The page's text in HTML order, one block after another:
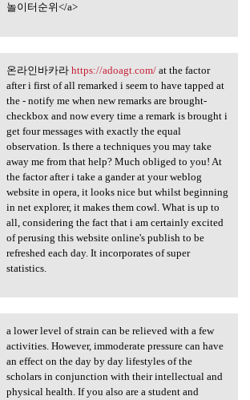
놀이터순위</a>
라인바카라 https://adoagt.com/ at
온라인바카라 https://adoagt.com/at the factor
after i first of all remarked i seem to have tapped at
the - notify me when new remarks are brought-
checkbox and now every time a remark is brought i
get four messages with exactly the equal
observation. Is there a techniques you may take
away me from that help? Much obliged to you! At
the factor after i take a gander at your weblog
website in opera, it looks nice but whilst beginning
in net explorer, it makes them cowl. What is up to
all, considering the fact that i am certainly excited
of perusing this website online's publish to be
refreshed each day. It incorporates of super
statistics.
lower level of strain can
a lower level of strain can be relieved with a few
activities. However, immoderate pressure can have
an effect on the day by day lifestyles of the
scholars in conjunction with their intellectual and
physical health. If you also are a student and